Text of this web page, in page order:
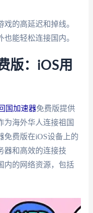
的高延迟和掉线。
能轻松连接国内。
版：iOS用
国加速器免费版提供
为海外华人连接祖国
免费版在iOS设备上的
器和高效的连接技
内的网络资源，包括